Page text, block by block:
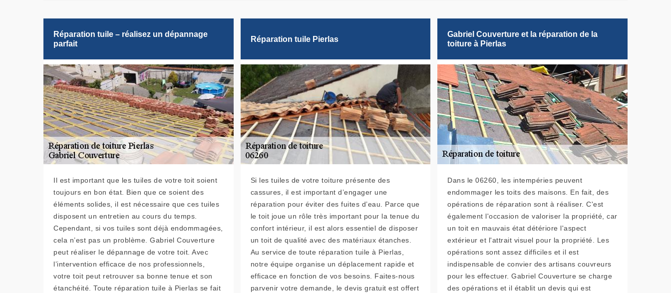
Réparation tuile – réalisez un dépannage
parfait
Il est important que les tuiles de votre toit soient
toujours en bon état. Bien que ce soient des
éléments solides, il est nécessaire que ces tuiles
disposent un entretien au cours du temps.
Cependant, si vos tuiles sont déjà endommagées,
cela n’est pas un problème. Gabriel Couverture
peut réaliser le dépannage de votre toit. Avec
l’intervention efficace de nos professionnels,
votre toit peut retrouver sa bonne tenue et son
étanchéité. Toute réparation tuile à Pierlas se fait
Réparation tuile Pierlas
Si les tuiles de votre toiture présente des
cassures, il est important d’engager une
réparation pour éviter des fuites d’eau. Parce que
le toit joue un rôle très important pour la tenue du
confort intérieur, il est alors essentiel de disposer
un toit de qualité avec des matériaux étanches.
Au service de toute réparation tuile à Pierlas,
notre équipe organise un déplacement rapide et
efficace en fonction de vos besoins. Faites-nous
parvenir votre demande, le devis gratuit est offert
Gabriel Couverture et la réparation de la
toiture à Pierlas
Dans le 06260, les intempéries peuvent
endommager les toits des maisons. En fait, des
opérations de réparation sont à réaliser. C'est
également l'occasion de valoriser la propriété, car
un toit en mauvais état détériore l'aspect
extérieur et l'attrait visuel pour la propriété. Les
opérations sont assez difficiles et il est
indispensable de convier des artisans couvreurs
pour les effectuer. Gabriel Couverture se charge
des opérations et il établit un devis qui est